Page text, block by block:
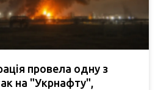
провела одну з
на "Укрнафту",